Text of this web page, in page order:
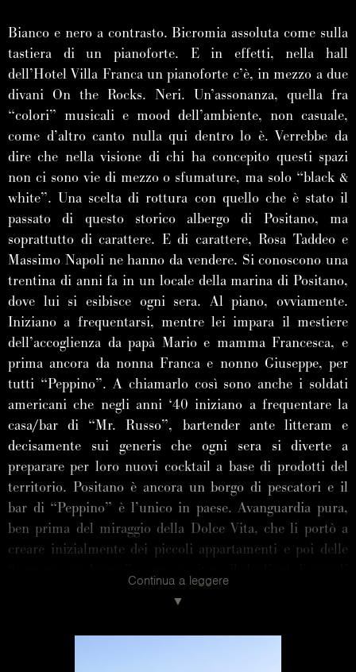
Bianco e nero a contrasto. Bicromia assoluta come sulla
tastiera di un pianoforte. E in effetti, nella hall
dell’Hotel Villa Franca un pianoforte c’è, in mezzo a due
divani On the Rocks. Neri. Un’assonanza, quella fra
“colori” musicali e mood dell’ambiente, non casuale,
come d’altro canto nulla qui dentro lo è. Verrebbe da
dire che nella visione di chi ha concepito questi spazi
non ci sono vie di mezzo o sfumature, ma solo “black &
white”. Una scelta di rottura con quello che è stato il
passato di questo storico albergo di Positano, ma
soprattutto di carattere. E di carattere, Rosa Taddeo e
Massimo Napoli ne hanno da vendere. Si conoscono una
trentina di anni fa in un locale della marina di Positano,
dove lui si esibisce ogni sera. Al piano, ovviamente.
Iniziano a frequentarsi, mentre lei impara il mestiere
dell’accoglienza da papà Mario e mamma Francesca, e
prima ancora da nonna Franca e nonno Giuseppe, per
tutti “Peppino”. A chiamarlo così sono anche i soldati
americani che negli anni ‘40 iniziano a frequentare la
casa/bar di “Mr. Russo”, bartender ante litteram e
decisamente sui generis che ogni sera si diverte a
preparare per loro nuovi cocktail a base di prodotti del
territorio. Positano è ancora un borgo di pescatori e il
bar di “Peppino” è l’unico in paese. Avanguardia pura,
ben prima del miraggio della Dolce Vita, che li portò a
creare inizialmente dei piccoli appartamenti e poi delle
Continua a leggere